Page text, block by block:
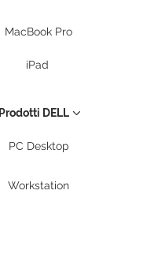
MacBook Pro
iPad
Prodotti DELL
PC Desktop
Workstation